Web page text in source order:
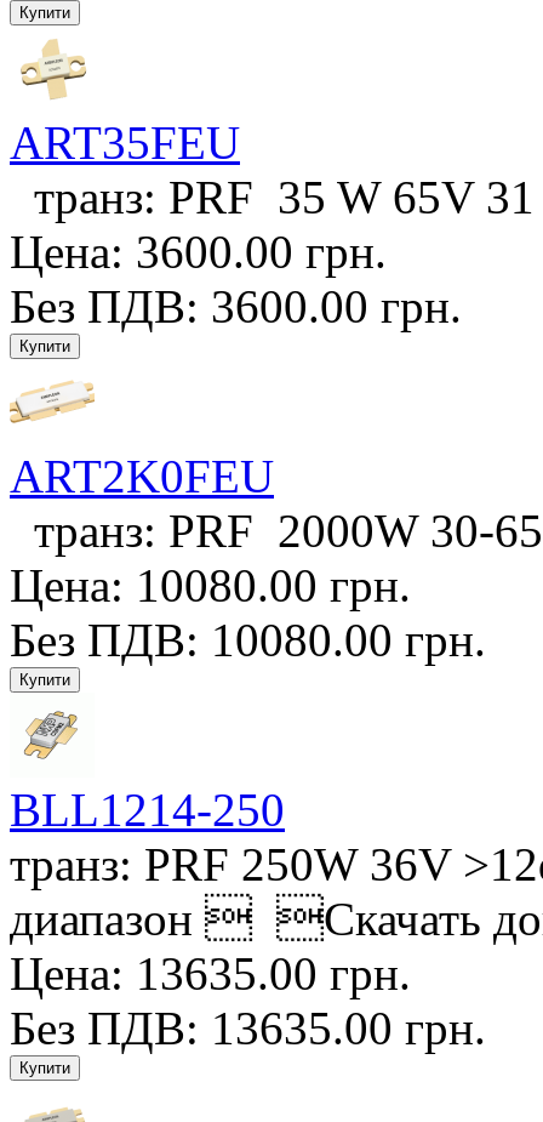
ART35FEU
транз: PRF 35 W 65V
Цена: 3600.00 грн.
Без ПДВ: 3600.00 грн.
ART2K0FEU
транз: PRF 2000W
Цена: 10080.00 грн.
Без ПДВ: 10080.00 грн.
BLL1214-250
транз: PRF 250W 36V
диапазон  Скачать
Цена: 13635.00 грн.
Без ПДВ: 13635.00 грн.